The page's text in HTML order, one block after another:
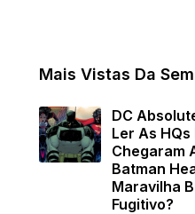
Mais Vistas Da
DC
Ler As
Chegaram
Batman
Maravilha
Fugitivo?